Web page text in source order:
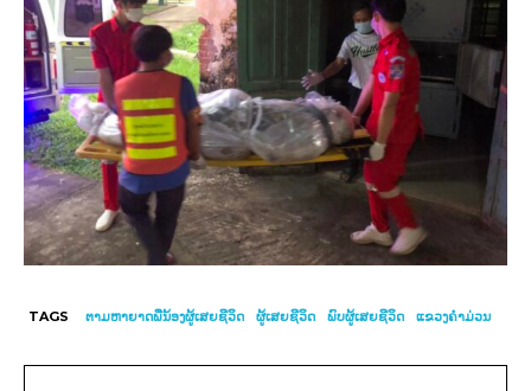
TAGS ຕາມຫາຍາດພີ່ນ້ອງຜູ້ເສຍຊີວິດ ຜູ້​ເສຍ​ຊີວິດ ພົບຜູ້ເສຍຊີວິດ ແຂວງຄຳມ່ວນ